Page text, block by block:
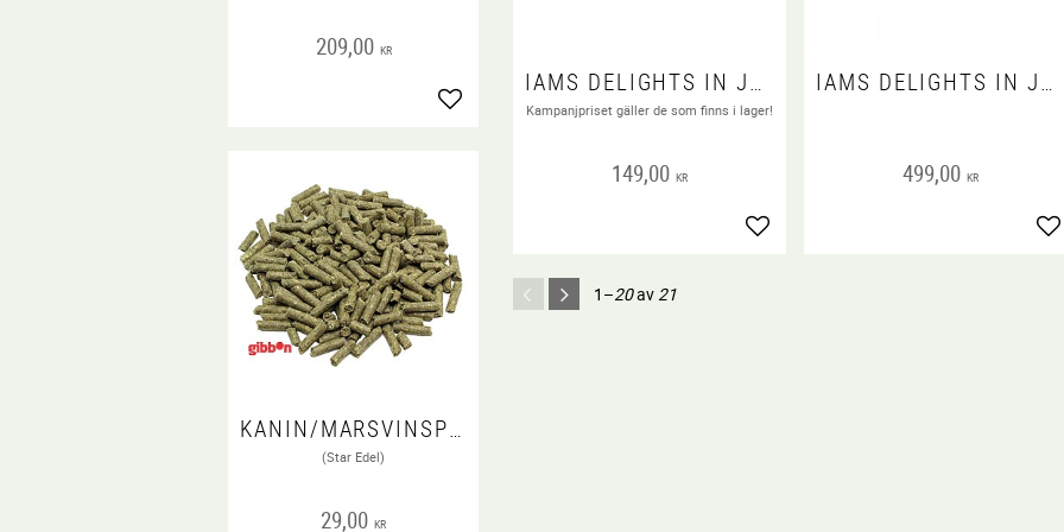
IAMS DELIGHTS IN JELLY MULTIPACK LAND & SEA 12X85 G
Kampanjpriset gäller de som finns i lager!
149,00 KR
Lägg till i favoriter
IAMS DELIGHTS IN JELLY MULTIPACK LAND & SEA 48X85 G
499,00 KR
1–20av 21
209,00 KR
Lägg till i favoriter
KANIN/MARSVINSPELLETS EDEL 1 KG
(Star Edel)
29,00 KR